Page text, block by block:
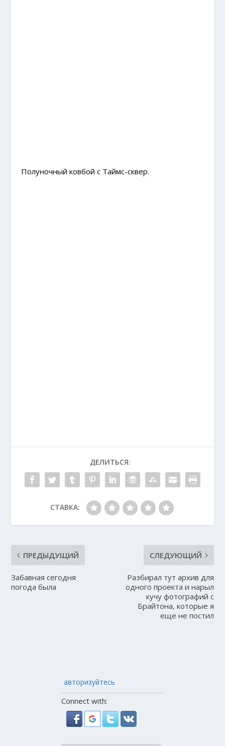
Полуночный ковбой с Таймс-сквер.
ДЕЛИТЬСЯ:
СТАВКА:
ПРЕДЫДУЩИЙ
Забавная сегодня
погода была
СЛЕДУЮЩИЙ
Разбирал тут архив для
одного проекта и нарыл
кучу фотографий с
Брайтона, которые я
еще не постил
авторизуйтесь
Connect with: